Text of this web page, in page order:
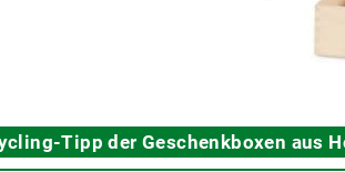
Tipp der Geschenkboxen aus